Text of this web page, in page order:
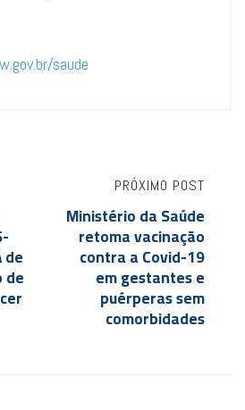
saude
de
de
PRÓXIMO POST
Ministério da Saúde
retoma vacinação
contra a Covid-19
em gestantes e
puérperas sem
comorbidades